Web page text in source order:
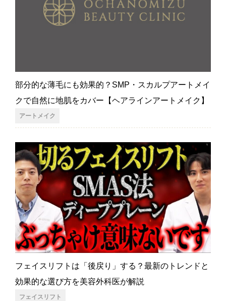
部分的な薄毛にも効果的？SMP・スカルプアートメイ
クで自然に地肌をカバー【ヘアラインアートメイク】
アートメイク
フェイスリフトは「後戻り」する？最新のトレンドと
効果的な選び方を美容外科医が解説
フェイスリフト